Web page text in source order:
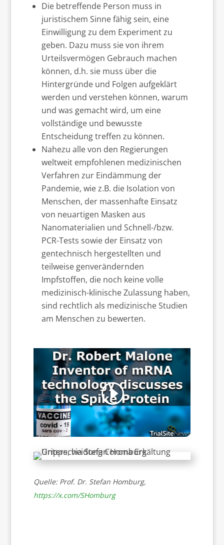
Die betreffende Person muss in
juristischem Sinne fähig sein, eine
Einwilligung zu dem Experiment zu
geben. Dazu muss sie von ihrem
Urteilsvermögen Gebrauch machen
können, d.h. sie muss über die
Hintergründe und Folgen aufgeklärt
werden und verstehen können, warum
und was gemacht wird, um eine
vollständige und bewusste
Entscheidung treffen zu können.
Nahezu alle von den Regierungen
weltweit empfohlenen medizinischen
Verfahren zur Eindämmung der
Pandemie, wie z.B. die Isolation von
Menschen, der massenhafte Einsatz
von neuartigen Masken aus
Nanomaterialien und Schnell-/bzw.
PCR-Tests sowie der Einsatz von
gentechnisch hergestellten und
teilweise genverändernden
Impfstoffen, die noch keine volle
medizinisch-klinische Zulassung haben,
sind rechtlich als medizinische Studien
am Menschen zu bewerten.
Quelle: Prof. Dr. Stefan Homburg,
https://x.com/SHomburg